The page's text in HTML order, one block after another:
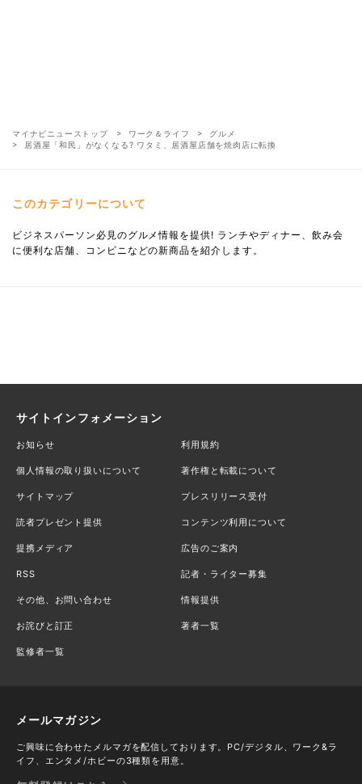
マイナビニューストップ ワーク＆ライフ
グルメ
居酒屋「和民」がなくなる? ワタミ、居酒屋店舗を焼肉店に転換
このカテゴリーについて
ビジネスパーソン必見のグルメ情報を提供! ランチやディナー、飲み会
に便利な店舗、コンビニなどの新商品を紹介します。
サイトインフォメーション
お知らせ 利用規約
個人情報の取り扱いについて 著作権と転載について
サイトマップ プレスリリース受付
読者プレゼント提供 コンテンツ利用について
提携メディア 広告のご案内
RSS 記者・ライター募集
その他、お問い合わせ 情報提供
お詫びと訂正 著者一覧
監修者一覧
メールマガジン
ご興味に合わせたメルマガを配信しております。PC/デジタル、ワーク&ラ
イフ、エンタメ/ホビーの3種類を用意。